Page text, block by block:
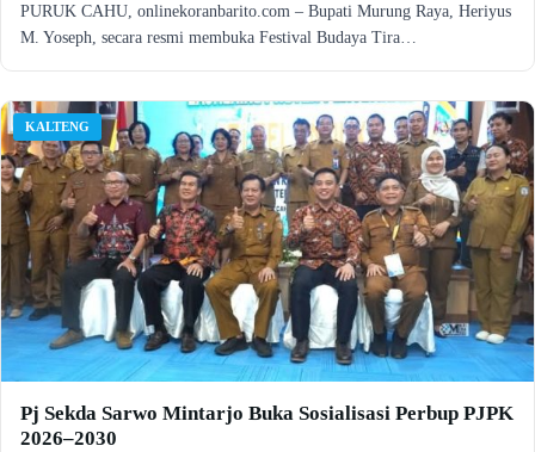
PURUK CAHU, onlinekoranbarito.com – Bupati Murung Raya, Heriyus
M. Yoseph, secara resmi membuka Festival Budaya Tira…
KALTENG
Pj Sekda Sarwo Mintarjo Buka Sosialisasi Perbup PJPK
2026–2030